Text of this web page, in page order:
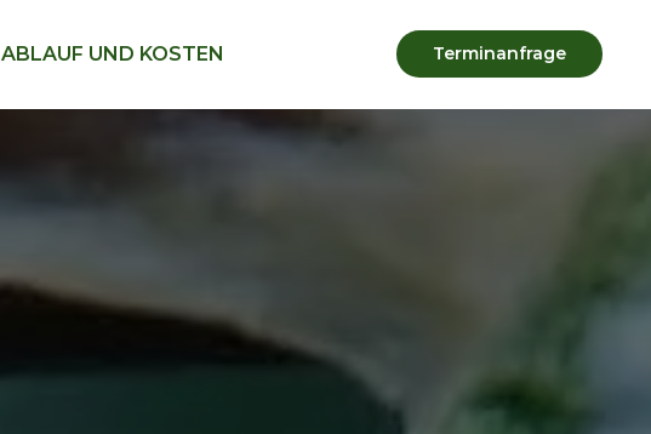
ABLAUF UND KOSTEN Terminanfrage